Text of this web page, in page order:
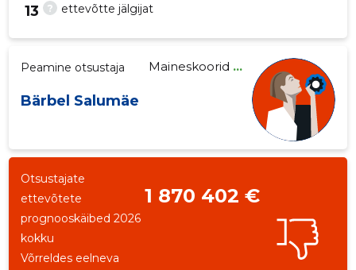
? ettevõtte jälgijat
13
Peamine otsustaja
Bärbel Salumäe
Maineskoorid ...
Otsustajate
ettevõtete
prognooskäibed 2026
kokku
1 870 402 €
Võrreldes eelneva